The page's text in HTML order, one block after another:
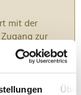
mit der
zur
mit der